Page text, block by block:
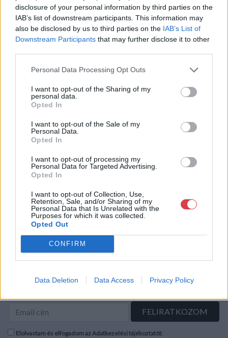
disclosure of your personal information by third parties on the
IAB’s list of downstream participants. This information may
also be disclosed by us to third parties on the IAB’s List of
Downstream Participants that may further disclose it to other
Personal Data Processing Opt Outs
I want to opt-out of the Sharing of my
personal data.
Opted In
I want to opt-out of the Sale of my
Personal Data.
Opted In
I want to opt-out of processing my
Personal Data for Targeted Advertising.
Opted In
I want to opt-out of Collection, Use,
Retention, Sale, and/or Sharing of my
Personal Data that Is Unrelated with the
Purposes for which it was collected.
Opted Out
CONFIRM
Data Deletion Data Access Privacy Policy
16696. tétel:
1937 A Nemzetközi
Eucharisztikus
Kongresszus plakátja.
A Főváros felkéri a
lakókat, hogy
biztosításával
járuljanak hozzá a
rendezvény sikeres
lebonyolításához Jó
állapotban, hajtva
47×32 cm
1937 A Nemzetközi
Eucharisztikus Kongresszus
plakátja. A Főváros felkéri a
magánszálláshelyek
biztosításával járuljanak
hozzá a rendezvény sikeres
állapotban, hajtva 47x32 cm
Kikiáltási ár:8 000Ft
Aukció:44. Nagyaukció
Aukció időpontja:
2025/05/10 18:00
MEGTEKINTEM
16695. tétel:
Cziglényi László: Védd
tűzkártól. Propaganda
plakát terv. Vegyes
Hátoldalán hivatalos
engedélyezési
Cziglényi László: Védd
kenyerünket a tűzkártól.
cm Kartonon. Hátoldalán
hivatalos engedélyezési
okirattal.
Kikiáltási ár: 14 000Ft
Aukció:44. Nagyaukció
Aukció időpontja:
Hírlevél feliratkozás
Elolvastam és elfogadom az Adatkezelési tájékoztatót: